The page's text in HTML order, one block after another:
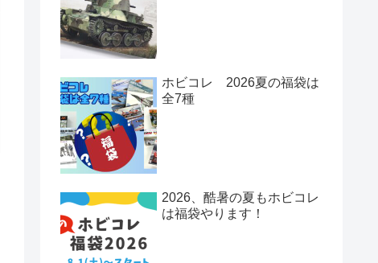
ホビコレ 2026夏の福袋は
全7種
2026、酷暑の夏もホビコレ
は福袋やります！